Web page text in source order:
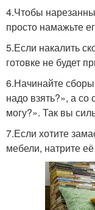
4.Чтобы
просто намажьте
5.Если накалить
готовке не будет
6.Начинайте
надо взять?», а со
могу?». Так вы
7.Если хотите
мебели, натрите